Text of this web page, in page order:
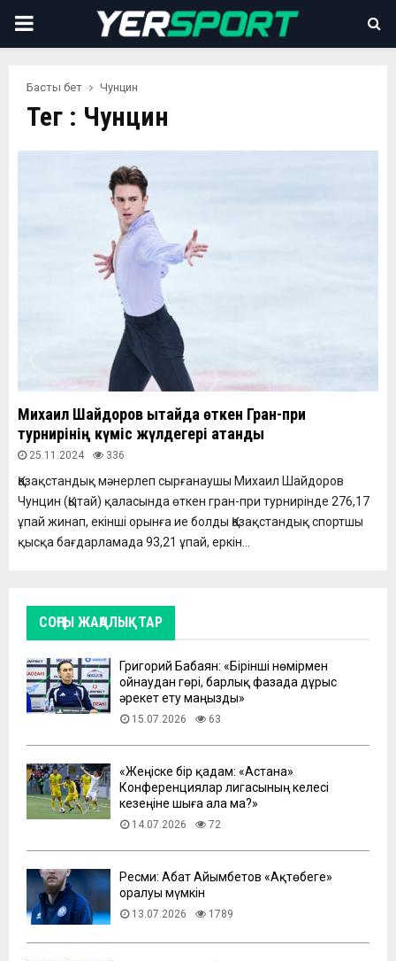
PRIMARY
Басты бет Чунцин
Тег : Чунцин
Михаил Шайдоров Қытайда өткен Гран-при
турнирінің күміс жүлдегері атанды
25.11.2024 336
Қазақстандық мәнерлеп сырғанаушы Михаил Шайдоров
Чунцин (Қытай) қаласында өткен гран-при турнирінде 276,17
ұпай жинап, екінші орынға ие болды Қазақстандық спортшы
қысқа бағдарламада 93,21 ұпай, еркін...
СОҢҒЫ ЖАҢАЛЫҚТАР
Григорий Бабаян: «Бірінші нөмірмен
ойнаудан гөрі, барлық фазада дұрыс
әрекет ету маңызды»
15.07.2026 63
«Жеңіске бір қадам: «Астана»
Конференциялар лигасының келесі
кезеңіне шыға ала ма?»
14.07.2026 72
Ресми: Абат Айымбетов «Ақтөбеге»
оралуы мүмкін
13.07.2026 1789